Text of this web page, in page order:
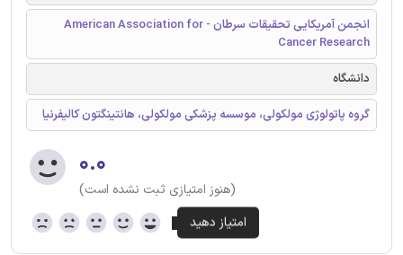
انجمن آمریکایی تحقیقات سرطان - American Association for
Cancer Research
دانشگاه
گروه پاتولوژی مولکولی، موسسه پزشکی مولکولی، هانتینگتون کالیفرنیا
۰.۰
(هنوز امتیازی ثبت نشده است)